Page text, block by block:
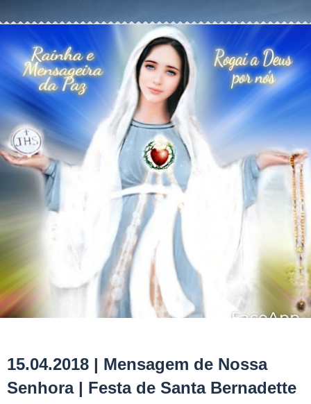
15.04.2018 | Mensagem de Nossa
Senhora | Festa de Santa Bernadette